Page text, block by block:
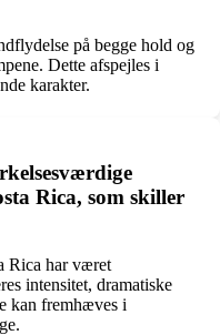
på begge hold og
Dette afspejles i
karakter.
Rica, som skiller
Rica har været
intensitet, dramatiske
kan fremhæves i